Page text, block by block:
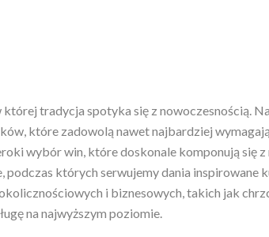
tradycja spotyka się z nowoczesnością.
które zadowolą nawet najbardziej
wybór win, które doskonale komponują się
których serwujemy dania inspirowane
i biznesowych, takich jak
na najwyższym poziomie.